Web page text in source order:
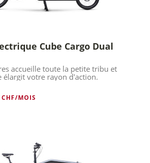
Cube Cargo Dual
accueille toute la petite tribu et
élargit votre rayon d'action.
CHF/MOIS